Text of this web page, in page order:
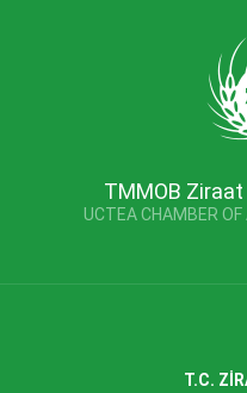
TMMOB
UCTEA CHAMBER OF
T.C.